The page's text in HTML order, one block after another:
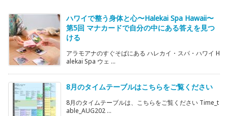
ハワイで整う身体と心〜Halekai Spa Hawaii〜
第5回 マナカードで自分の中にある答えを見つ
ける
アラモアナのすぐそばにある ハレカイ・スパ・ハワイ H
alekai Spa ウェ ...
8月のタイムテーブルはこちらをご覧ください
8月のタイムテーブルは、こちらをご覧ください Time_t
able_AUG202 ...